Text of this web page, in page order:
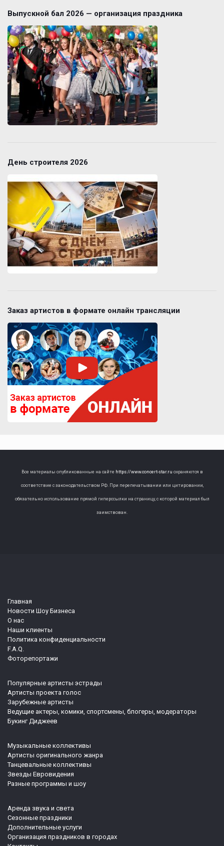
Выпускной бал 2026 — организация праздника
День строителя 2026
Заказ артистов в формате онлайн трансляции
Все материалы опубликованные на сайте https://www.concert-star.ru охраняются в
соответствие с законодательством РФ. При перепечатывании или цитировании,
обязательно использование прямой гиперссылки на страницу, с которой материал был
заимствован.
Главная
Новости Шоу Бизнеса
О нас
Наши клиенты
Политика конфиденциальности
F.A.Q.
Фоторепортажи
Популярные артисты эстрады
Артисты проекта голос
Зарубежные артисты
Ведущие актеры, комики, спортсмены, блогеры, модераторы
Букинг Диджеев
Музыкальные коллективы
Артисты оригинального жанра
Танцевальные коллективы
Звезды Евровидения
Разные программы и шоу
Аренда звука и света
Сезонные праздники
Дополнительные услуги
Организация праздников в городах